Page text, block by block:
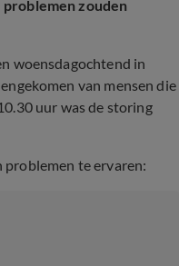
zouden
woensdagochtend in
van mensen die
uur was de storing
problemen te ervaren: